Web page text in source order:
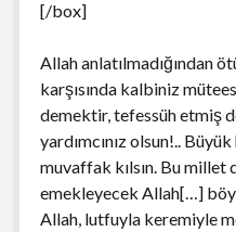
[/box]
Allah anlatılmadığından
karşısında kalbiniz
demektir, tefessüh etmiş
yardımcınız olsun!..
muvaffak kılsın. Bu millet
emekleyecek Allah[…]
Allah, lutfuyla keremiyle